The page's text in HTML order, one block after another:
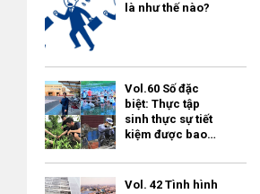
là như thế nào?
Vol.60 Số đặc
biệt: Thực tập
sinh thực sự tiết
kiệm được bao
Vol. 42 Tình hình